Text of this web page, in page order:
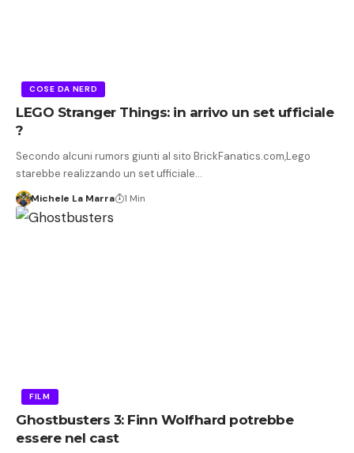
COSE DA NERD
LEGO Stranger Things: in arrivo un set ufficiale
?
Secondo alcuni rumors giunti al sito BrickFanatics.com,Lego
starebbe realizzando un set ufficiale…
Michele La Marra 1 Min
FILM
Ghostbusters 3: Finn Wolfhard potrebbe
essere nel cast